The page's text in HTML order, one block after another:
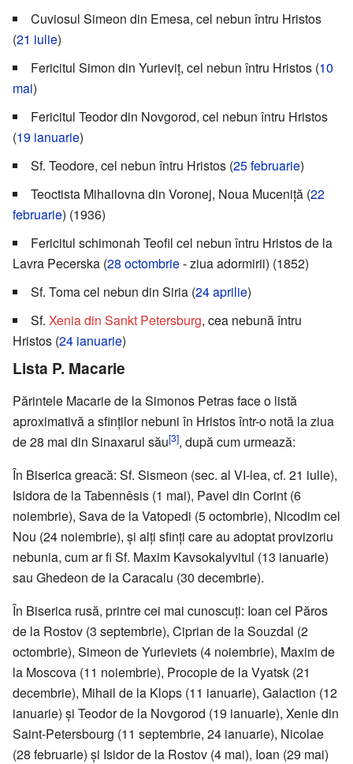
Cuviosul Simeon din Emesa, cel nebun întru Hristos
(21 iulie)
Fericitul Simon din Yurieviț, cel nebun întru Hristos (10
mai)
Fericitul Teodor din Novgorod, cel nebun întru Hristos
(19 ianuarie)
Sf. Teodore, cel nebun întru Hristos (25 februarie)
Teoctista Mihailovna din Voronej, Noua Muceniță (22
februarie) (1936)
Fericitul schimonah Teofil cel nebun întru Hristos de la
Lavra Pecerska (28 octombrie- ziua adormirii) (1852)
Sf. Toma cel nebun din Siria (24 aprilie)
Sf. Xenia din Sankt Petersburg, cea nebună întru
Hristos (24 ianuarie)
Lista P. Macarie
Părintele Macarie de la Simonos Petras face o listă
aproximativă a sfinților nebuni în Hristos într-o notă la ziua
de 28 mai din Sinaxarul său[3], după cum urmează:
În Biserica greacă: Sf. Sismeon (sec. al VI-lea, cf. 21 iulie),
Isidora de la Tabennêsis (1 mai), Pavel din Corint (6
noiembrie), Sava de la Vatopedi (5 octombrie), Nicodim cel
Nou (24 noiembrie), și alți sfinți care au adoptat provizoriu
nebunia, cum ar fi Sf. Maxim Kavsokalyvitul (13 ianuarie)
sau Ghedeon de la Caracalu (30 decembrie).
În Biserica rusă, printre cei mai cunoscuți: Ioan cel Păros
de la Rostov (3 septembrie), Ciprian de la Souzdal (2
octombrie), Simeon de Yurieviets (4 noiembrie), Maxim de
la Moscova (11 noiembrie), Procopie de la Vyatsk (21
decembrie), Mihail de la Klops (11 ianuarie), Galaction (12
ianuarie) și Teodor de la Novgorod (19 ianuarie), Xenie din
Saint-Petersbourg (11 septembrie, 24 ianuarie), Nicolae
(28 februarie) și Isidor de la Rostov (4 mai), Ioan (29 mai)